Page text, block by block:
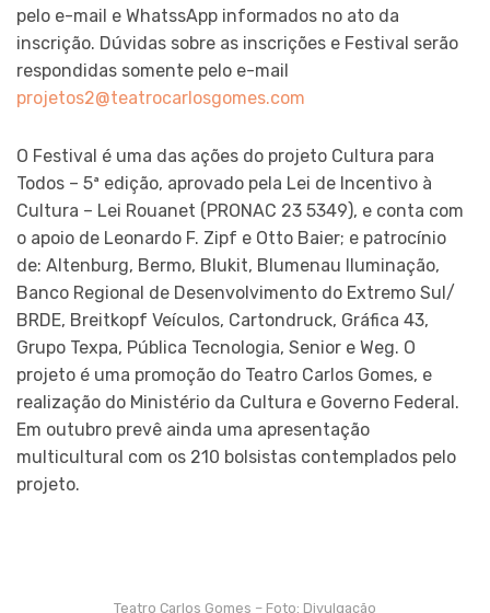
pelo e-mail e WhatssApp informados no ato da
inscrição. Dúvidas sobre as inscrições e Festival serão
respondidas somente pelo e-mail
projetos2@teatrocarlosgomes.com
O Festival é uma das ações do projeto Cultura para
Todos – 5ª edição, aprovado pela Lei de Incentivo à
Cultura – Lei Rouanet (PRONAC 23 5349), e conta com
o apoio de Leonardo F. Zipf e Otto Baier; e patrocínio
de: Altenburg, Bermo, Blukit, Blumenau Iluminação,
Banco Regional de Desenvolvimento do Extremo Sul/
BRDE, Breitkopf Veículos, Cartondruck, Gráfica 43,
Grupo Texpa, Pública Tecnologia, Senior e Weg. O
projeto é uma promoção do Teatro Carlos Gomes, e
realização do Ministério da Cultura e Governo Federal.
Em outubro prevê ainda uma apresentação
multicultural com os 210 bolsistas contemplados pelo
projeto.
Teatro Carlos Gomes – Foto: Divulgação